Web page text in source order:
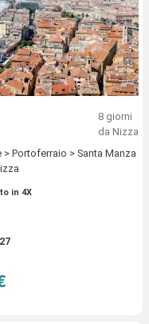
8 giorni
da Nizza
Portoferraio > Santa Manza
in 4X